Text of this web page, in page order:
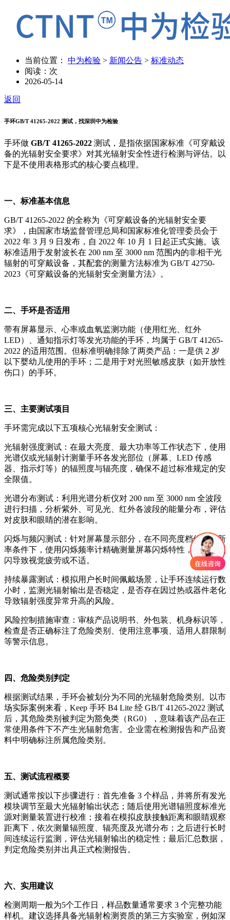
当前位置： 中为检验 > 新闻公告 > 标准动态
阅读： 次
2026-05-14
返回
手环GB/T 41265-2022 测试，找深圳中为检验
手环做 GB/T 41265-2022 测试，是指依据国家标准《可穿戴设
备的光辐射安全要求》对其光辐射安全性进行检测与评估。以
下是不使用表格形式的核心要点梳理。
一、标准基本信息
GB/T 41265-2022 的全称为《可穿戴设备的光辐射安全要
求》，由国家市场监督管理总局和国家标准化管理委员会于
2022 年 3 月 9 日发布，自 2022 年 10 月 1 日起正式实施。该
标准适用于发射波长在 200 nm 至 3000 nm 范围内的非相干光
辐射的可穿戴设备，其配套的测量方法标准为 GB/T 42750-
2023《可穿戴设备的光辐射安全测量方法》。
二、手环是否适用
带有屏幕显示、心率或血氧监测功能（使用红光、红外
LED）、通知指示灯等发光功能的手环，均属于 GB/T 41265-
2022 的适用范围。但标准明确排除了两类产品：一是供 2 岁
以下婴幼儿使用的手环；二是用于对光照敏感皮肤（如开放性
伤口）的手环。
三、主要测试项目
手环需完成以下五项核心光辐射安全测试：
光辐射强度测试：在最大亮度、最大功率等工作状态下，使用
光谱仪或光辐射计测量手环各发光部位（屏幕、LED 传感
器、指示灯等）的辐照度与辐亮度，确保不超过标准规定的安
全限值。
光谱分布测试：利用光谱分析仪对 200 nm 至 3000 nm 全波段
进行扫描，分析紫外、可见光、红外各波段的能量分布，评估
对皮肤和眼睛的潜在影响。
闪烁与频闪测试：针对屏幕显示部分，在不同亮度档位和刷新
率条件下，使用闪烁频率计精确测量屏幕闪烁特性，防止因频
闪导致视觉疲劳或不适。
持续暴露测试：模拟用户长时间佩戴场景，让手环连续运行数
小时，监测光辐射输出是否稳定，是否存在因过热或器件老化
导致辐射强度异常升高的风险。
风险控制措施审查：审核产品说明书、外包装、机身标识等，
检查是否正确标注了危险类别、使用注意事项、适用人群限制
等警示信息。
四、危险类别判定
根据测试结果，手环会被划分为不同的光辐射危险类别。以市
场实际案例来看，Keep 手环 B4 Lite 经 GB/T 41265-2022 测试
后，其危险类别被判定为豁免类（RG0），意味着该产品在正
常使用条件下不产生光辐射危害。企业需在检测报告和产品资
料中明确标注所属危险类别。
五、测试流程概要
测试通常按以下步骤进行：首先准备 3 个样品，并将所有发光
模块调节至最大光辐射输出状态；随后使用光谱辐照度标准光
源对测量装置进行校准；接着在模拟皮肤接触距离和眼睛观察
距离下，依次测量辐照度、辐亮度及光谱分布；之后进行长时
间连续运行监测，评估光辐射输出的稳定性；最后汇总数据，
判定危险类别并出具正式检测报告。
六、实用建议
检测周期一般为5个工作日，样品数量通常要求 3 个完整功能
样机。建议选择具备光辐射检测资质的第三方实验室，例如深